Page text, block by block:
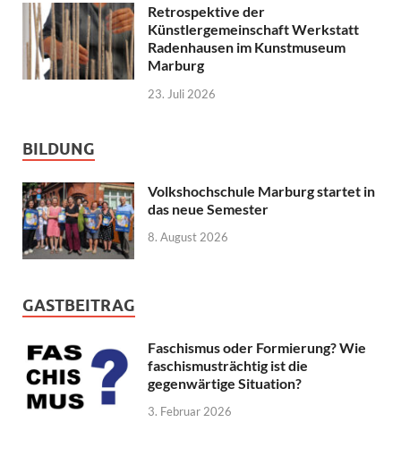
Retrospektive der
Künstlergemeinschaft Werkstatt
Radenhausen im Kunstmuseum
Marburg
23. Juli 2026
BILDUNG
Volkshochschule Marburg startet in
das neue Semester
8. August 2026
GASTBEITRAG
Faschismus oder Formierung? Wie
faschismusträchtig ist die
gegenwärtige Situation?
3. Februar 2026